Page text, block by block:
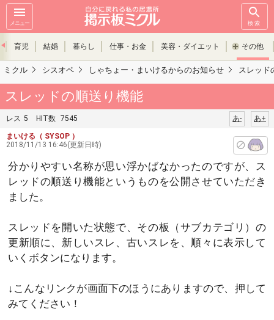
メニュー 検索
育児 結婚 暮らし 仕事・お金 美容・ダイエット その他
ミクル シスオペ しゃちょー・まいけるからのお知らせ スレッド
スレッドの順送り機能
レス 5 HIT数 7545 あ+
あ-
まいける （ SYSOP ）
2018/11/13 16:46(更新日時)
分かりやすい名称が思い浮かばなかったのですが、ス
レッドの順送り機能というものを公開させていただき
ました。
スレッドを開いた状態で、その板（サブカテゴリ）の
更新順に、新しいスレ、古いスレを、順々に表示して
いくボタンになります。
↓こんなリンクが画面下のほうにありますので、押して
みてください！